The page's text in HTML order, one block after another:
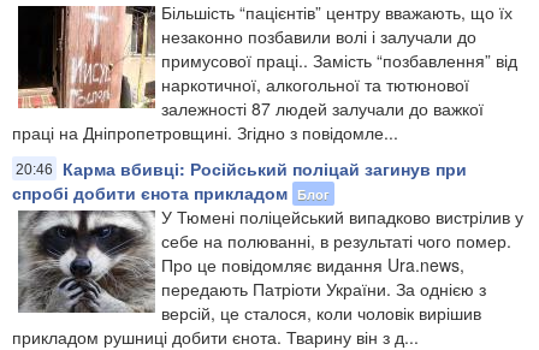
Більшість “пацієнтів” центру вважають, що їх
незаконно позбавили волі і залучали до
примусової праці.​. Замість “позбавлення” від
наркотичної, алкогольної та тютюнової
залежності 87 людей залучали до важкої
праці на Дніпропетровщині. Згідно з повідомле...
20:46
Карма вбивці: Російський поліцай загинув при
спробі добити єнота прикладом Блог
У Тюмені поліцейський випадково вистрілив у
себе на полюванні, в результаті чого помер.
Про це повідомляє видання Ura.news,
передають Патріоти України. За однією з
версій, це сталося, коли чоловік вирішив
прикладом рушниці добити єнота. Тварину він з д...